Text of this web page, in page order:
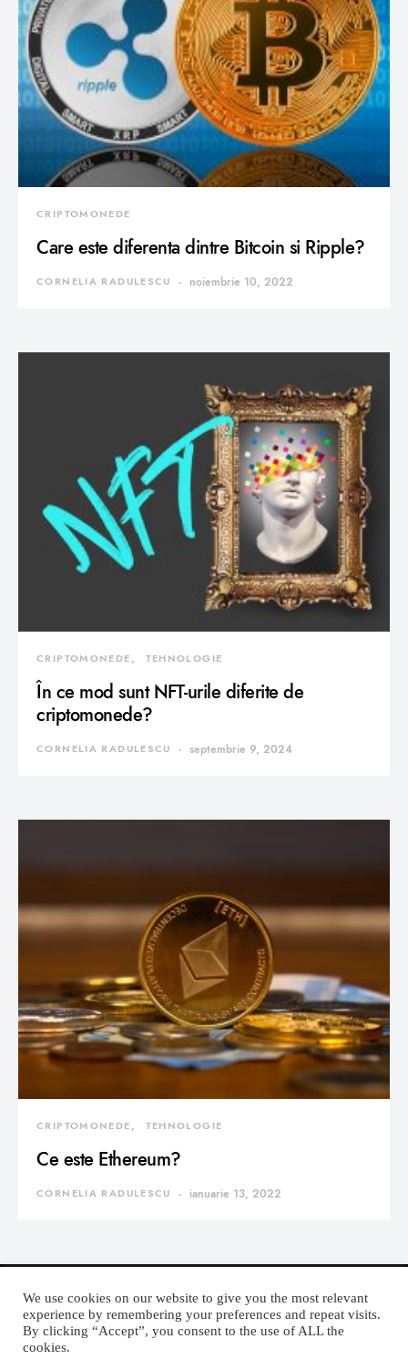
CRIPTOMONEDE
Care este diferenta dintre Bitcoin si Ripple?
CORNELIA RADULESCU noiembrie 10, 2022
CRIPTOMONEDE TEHNOLOGIE
În ce mod sunt NFT-urile diferite de
criptomonede?
CORNELIA RADULESCU septembrie 9, 2024
CRIPTOMONEDE TEHNOLOGIE
Ce este Ethereum?
CORNELIA RADULESCU ianuarie 13, 2022
DEVORATOR MONDEN
We use cookies on our website to give you the most relevant
experience by remembering your preferences and repeat visits.
By clicking “Accept”, you consent to the use of ALL the
cookies.